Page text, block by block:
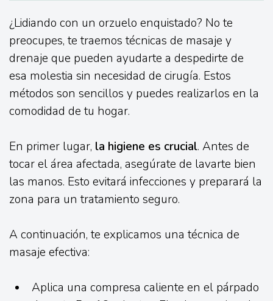
¿Lidiando con un orzuelo enquistado? No te
preocupes, te traemos técnicas de masaje y
drenaje que pueden ayudarte a despedirte de
esa molestia sin necesidad de cirugía. Estos
métodos son sencillos y puedes realizarlos en la
comodidad de tu hogar.
En primer lugar, la higiene es crucial. Antes de
tocar el área afectada, asegúrate de lavarte bien
las manos. Esto evitará infecciones y preparará la
zona para un tratamiento seguro.
A continuación, te explicamos una técnica de
masaje efectiva:
Aplica una compresa caliente en el párpado